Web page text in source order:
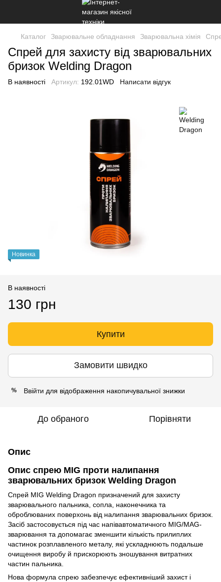
Каталог Зварювальне обладнання Зварювальна хімія
Спрей для захисту від зварювальних
бризок Welding Dragon
В наявності Артикул: 192.01WD Написати відгук
Новинка
В наявності
130 грн
Купити
Замовити швидко
% Ввійти для відображення накопичувальної знижки
До обраного Порівняти
Опис
Опис спрею MIG проти налипання
зварювальних бризок Welding Dragon
Спрей MIG Welding Dragon призначений для захисту
зварювального пальника, сопла, наконечника та
оброблюваних поверхонь від налипання зварювальних бризок.
Засіб застосовується під час напівавтоматичного MIG/MAG-
зварювання та допомагає зменшити кількість прилиплих
частинок розплавленого металу, які ускладнюють подальше
очищення виробу й прискорюють зношування витратних
частин пальника.
Нова формула спрею забезпечує ефективніший захист і